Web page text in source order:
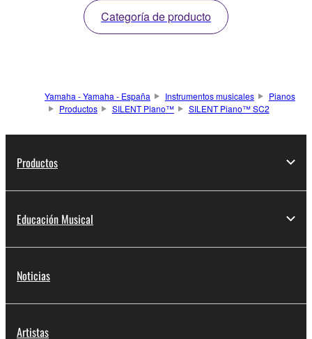
Categoría de producto
Yamaha - Yamaha - España Instrumentos musicales
Pianos
Productos
SILENT Piano™ SILENT Piano™ SC2
Productos
Educación Musical
Noticias
Artistas